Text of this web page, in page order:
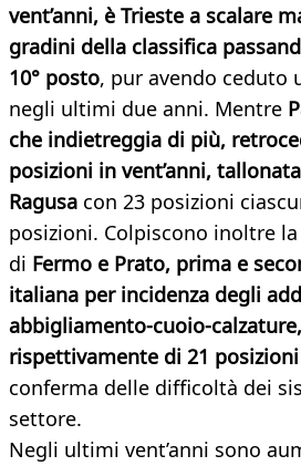
vent’anni, è Trieste a scalare
gradini della classifica
10° posto, pur avendo ceduto
negli ultimi due anni. Mentre
che indietreggia di più,
posizioni in vent’anni,
Ragusa con 23 posizioni
posizioni. Colpiscono inoltre
di Fermo e Prato, prima e
italiana per incidenza degli
abbigliamento-cuoio-
rispettivamente di 21
conferma delle difficoltà dei
settore.
Negli ultimi vent’anni sono